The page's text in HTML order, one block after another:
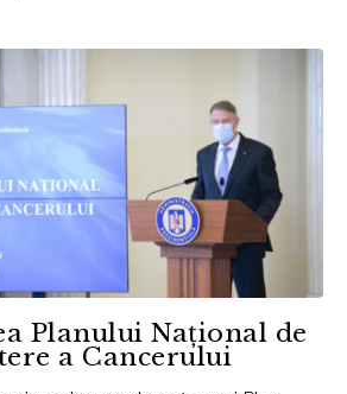
Planului Național de
a Cancerului